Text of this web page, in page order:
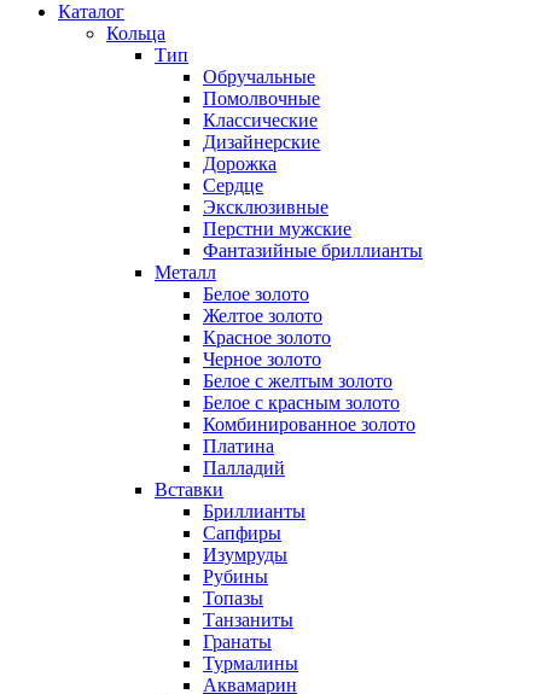
Каталог
Кольца
Тип
Обручальные
Помолвочные
Классические
Дизайнерские
Дорожка
Сердце
Эксклюзивные
Перстни мужские
Фантазийные бриллианты
Металл
Белое золото
Желтое золото
Красное золото
Черное золото
Белое с желтым золото
Белое с красным золото
Комбинированное золото
Платина
Палладий
Вставки
Бриллианты
Сапфиры
Изумруды
Рубины
Топазы
Танзаниты
Гранаты
Турмалины
Аквамарин